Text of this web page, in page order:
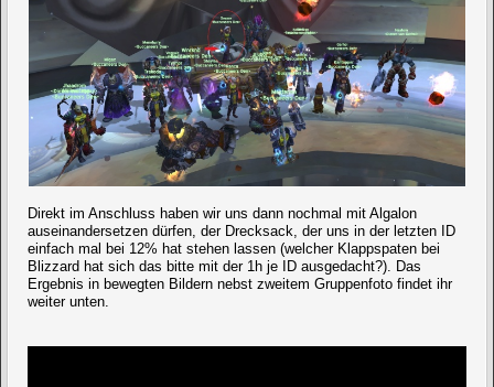
Direkt im Anschluss haben wir uns dann nochmal mit Algalon
auseinandersetzen dürfen, der Drecksack, der uns in der letzten ID
einfach mal bei 12% hat stehen lassen (welcher Klappspaten bei
Blizzard hat sich das bitte mit der 1h je ID ausgedacht?). Das
Ergebnis in bewegten Bildern nebst zweitem Gruppenfoto findet ihr
weiter unten.